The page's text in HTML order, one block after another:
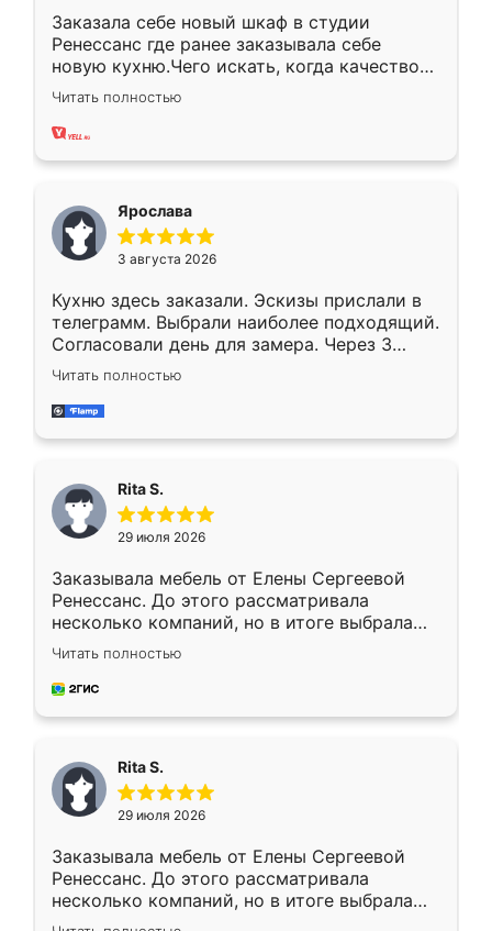
Заказала себе новый шкаф в студии
Ренессанс где ранее заказывала себе
новую кухню.Чего искать, когда качеством
вполне довольна. Служит кухня уже почти
два года, нареканий нет.
Читать полностью
Ярослава
3 августа 2026
Кухню здесь заказали. Эскизы прислали в
телеграмм. Выбрали наиболее подходящий.
Согласовали день для замера. Через 3
недели кухня была уже готова. Остались
довольны работой. Спасибо Ренессанс
мебель за качественную работу!
Читать полностью
Rita S.
29 июля 2026
Заказывала мебель от Елены Сергеевой
Ренессанс. До этого рассматривала
несколько компаний, но в итоге выбрала
эту. Сначала обговорили условия, потом
приехал замерщик, всё спокойно объяснил
и снял размеры. Изготовили в срок, с
каких-либо доработок. Качеством осталась
довольна, все выглядит так, как и ожидала.
Читать полностью
Rita S.
29 июля 2026
Заказывала мебель от Елены Сергеевой
Ренессанс. До этого рассматривала
несколько компаний, но в итоге выбрала
эту. Сначала обговорили условия, потом